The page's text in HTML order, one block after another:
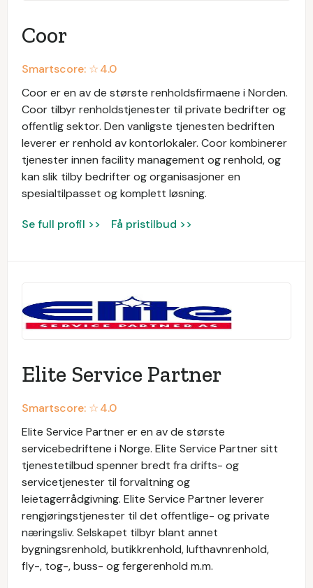
Coor
Smartscore: ☆4.0
Coor er en av de største renholdsfirmaene i Norden.
Coor tilbyr renholdstjenester til private bedrifter og
offentlig sektor. Den vanligste tjenesten bedriften
leverer er renhold av kontorlokaler. Coor kombinerer
tjenester innen facility management og renhold, og
kan slik tilby bedrifter og organisasjoner en
spesialtilpasset og komplett løsning.
Se full profil >> Få pristilbud >>
Elite Service Partner
Smartscore: ☆4.0
Elite Service Partner er en av de største
servicebedriftene i Norge. Elite Service Partner sitt
tjenestetilbud spenner bredt fra drifts- og
servicetjenester til forvaltning og
leietagerrådgivning. Elite Service Partner leverer
rengjøringstjenester til det offentlige- og private
næringsliv. Selskapet tilbyr blant annet
bygningsrenhold, butikkrenhold, lufthavnrenhold,
fly-, tog-, buss- og fergerenhold m.m.